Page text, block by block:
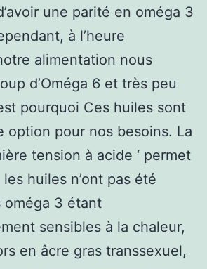
une parité en oméga 3
à l’heure
alimentation nous
d’Oméga 6 et très peu
pourquoi Ces huiles sont
option pour nos besoins. La
tension à acide ‘ permet
huiles n’ont pas été
oméga 3 étant
sensibles à la chaleur,
en âcre gras transsexuel,